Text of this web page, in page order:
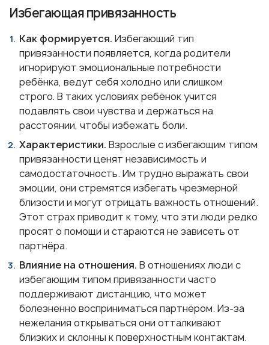
Избегающая привязанность
Как формируется. Избегающий тип
привязанности появляется, когда родители
игнорируют эмоциональные потребности
ребёнка, ведут себя холодно или слишком
строго. В таких условиях ребёнок учится
подавлять свои чувства и держаться на
расстоянии, чтобы избежать боли.
Характеристики. Взрослые с избегающим типом
привязанности ценят независимость и
самодостаточность. Им трудно выражать свои
эмоции, они стремятся избегать чрезмерной
близости и могут отрицать важность отношений.
Этот страх приводит к тому, что эти люди редко
просят о помощи и стараются не зависеть от
партнёра.
Влияние на отношения. В отношениях люди с
избегающим типом привязанности часто
поддерживают дистанцию, что может
болезненно восприниматься партнёром. Из-за
нежелания открываться они отталкивают
близких и склонны к поверхностным контактам.